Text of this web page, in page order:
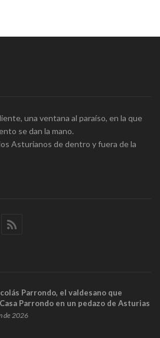
una ventana al paraíso, en la que
se dan la mano.
Asturianos de dentro y fuera de la
Parrondo, el valdesano que
Parrondo en un pedazo de Asturias
de 2026